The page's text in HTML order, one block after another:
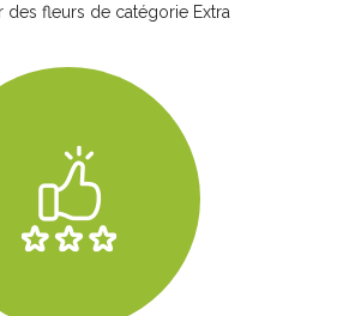
des fleurs de catégorie Extra